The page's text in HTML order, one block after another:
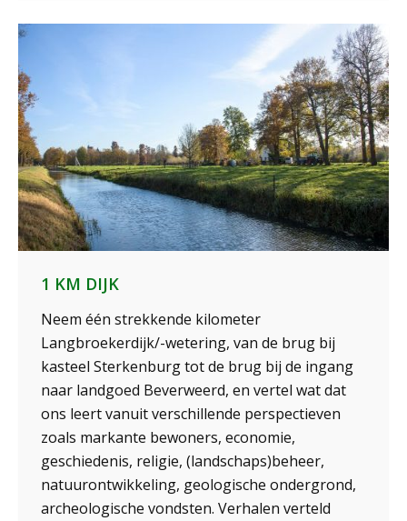
1 KM DIJK
Neem één strekkende kilometer
Langbroekerdijk/-wetering, van de brug bij
kasteel Sterkenburg tot de brug bij de ingang
naar landgoed Beverweerd, en vertel wat dat
ons leert vanuit verschillende perspectieven
zoals markante bewoners, economie,
geschiedenis, religie, (landschaps)beheer,
natuurontwikkeling, geologische ondergrond,
archeologische vondsten. Verhalen verteld